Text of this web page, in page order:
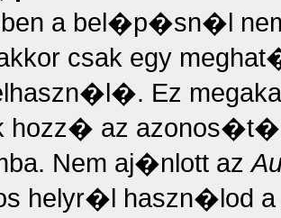
a bel�p�sn�l
csak egy
Ez
hozz� az
Nem aj�nlott az
helyr�l haszn�lod